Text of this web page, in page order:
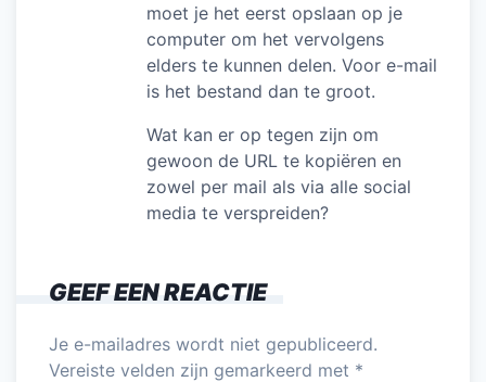
moet je het eerst opslaan op je
computer om het vervolgens
elders te kunnen delen. Voor e-mail
is het bestand dan te groot.
Wat kan er op tegen zijn om
gewoon de URL te kopiëren en
zowel per mail als via alle social
media te verspreiden?
GEEF EEN REACTIE
Je e-mailadres wordt niet gepubliceerd.
Vereiste velden zijn gemarkeerd met *